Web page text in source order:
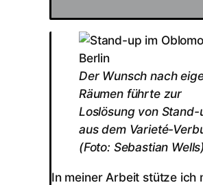
Der Wunsch nach
Räumen führte zur
Loslösung von Stand-
aus dem Varieté-
(Foto: Sebastian Wells)
In meiner Arbeit stütze ich